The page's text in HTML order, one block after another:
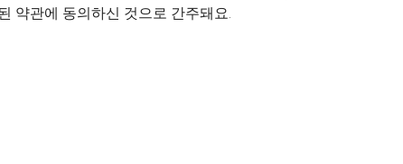
약관에 동의하신 것으로 간주돼요.